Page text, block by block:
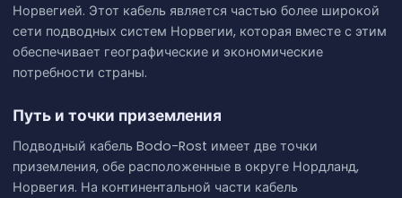
Норвегией. Этот кабель является частью более широкой
сети подводных систем Норвегии, которая вместе с этим
обеспечивает географические и экономические
потребности страны.
Путь и точки приземления
Подводный кабель Bodo-Rost имеет две точки
приземления, обе расположенные в округе Нордланд,
Норвегия. На континентальной части кабель